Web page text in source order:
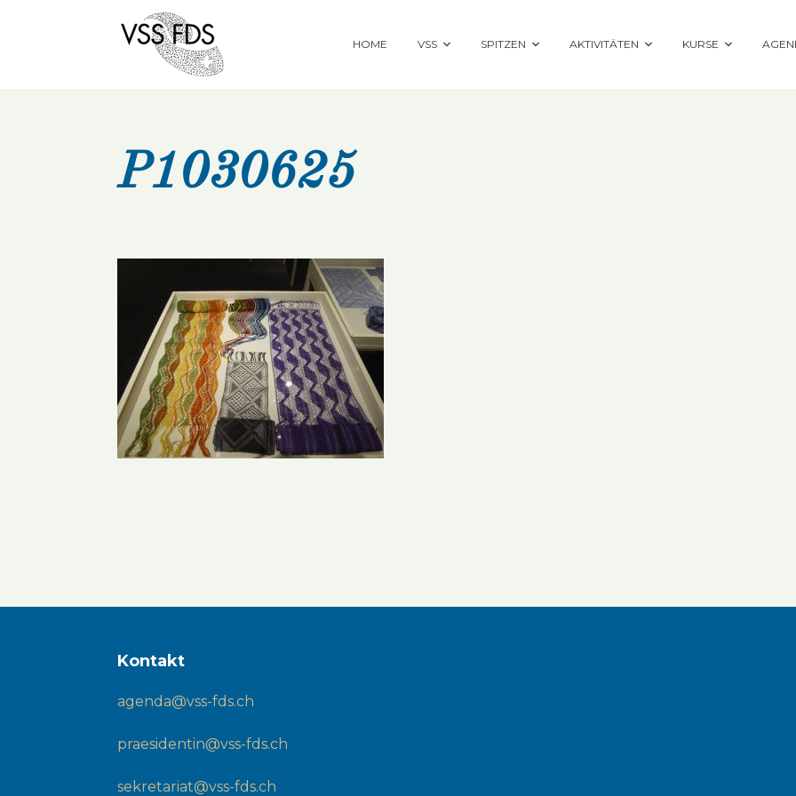
HOME VSS SPITZEN AKTIVITÄTEN KURSE
P1030625
Kontakt
agenda@vss-fds.ch
praesidentin@vss-fds.ch
sekretariat@vss-fds.ch